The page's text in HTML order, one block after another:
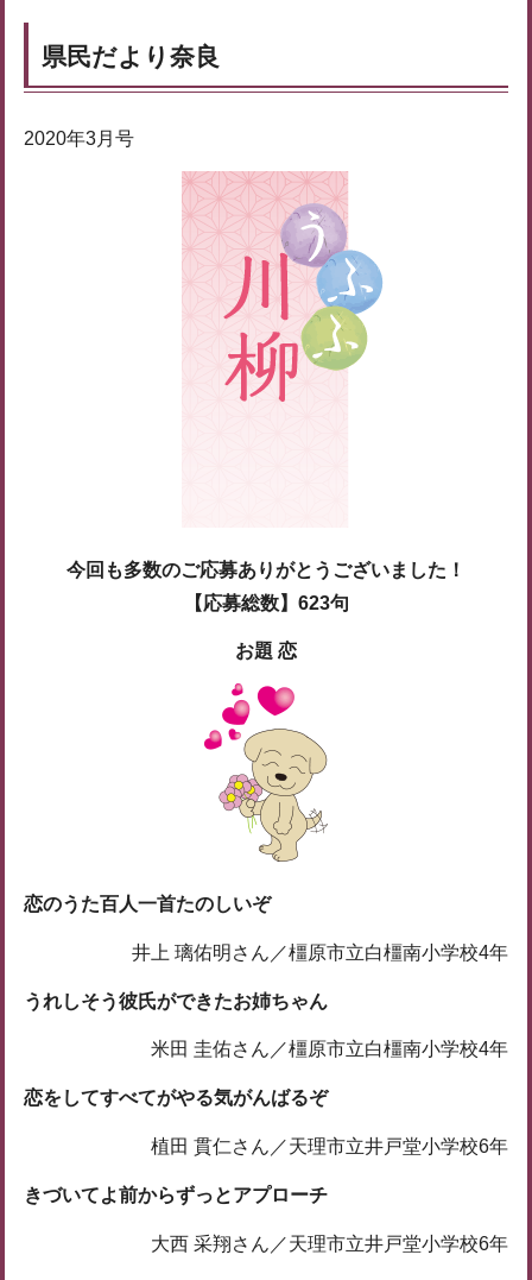
県民だより奈良
2020年3月号
今回も多数のご応募ありがとうございました！
【応募総数】623句
お題 恋
恋のうた百人一首たのしいぞ
井上 璃佑明さん／橿原市立白橿南小学校4年
うれしそう彼氏ができたお姉ちゃん
米田 圭佑さん／橿原市立白橿南小学校4年
恋をしてすべてがやる気がんばるぞ
植田 貫仁さん／天理市立井戸堂小学校6年
きづいてよ前からずっとアプローチ
大西 采翔さん／天理市立井戸堂小学校6年